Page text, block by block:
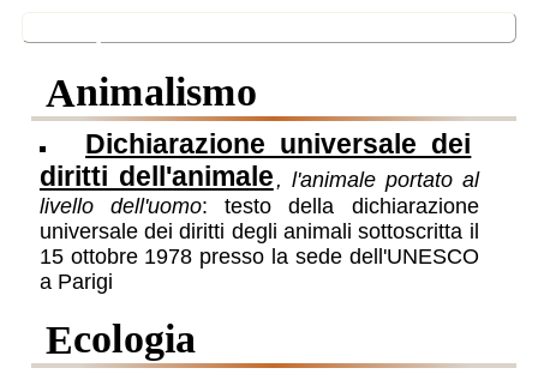
animalismo
Dichiarazione universale dei
diritti dell'animale , l'animale portato al
livello dell'uomo: testo della dichiarazione
universale dei diritti degli animali sottoscritta il
15 ottobre 1978 presso la sede dell'UNESCO
a Parigi
ecologia